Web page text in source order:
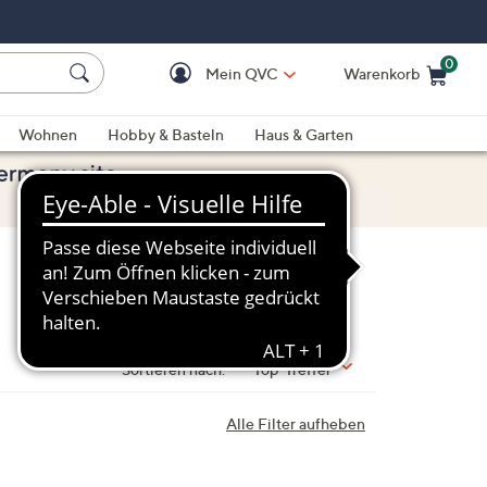
Mein QVC Warenkorb
0
Wohnen Hobby & Basteln
Haus & Garten
Sortieren nach: Top-Treffer
Alle Filter aufheben